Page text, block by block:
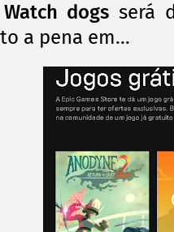
Watch dogs será
a pena em...